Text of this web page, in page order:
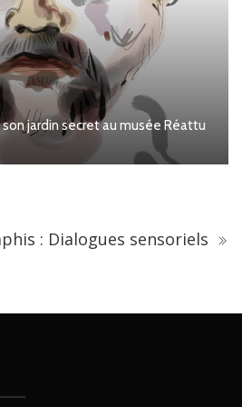
Edifice culturel
Château du Rivau : une
cœur d’un château médiéval
: Dialogues sensoriels